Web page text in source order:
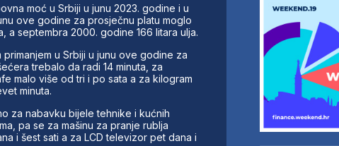
moć u Srbiji u junu 2023. godine i u
ove godine za prosječnu platu moglo
a septembra 2000. godine 166 litara ulja.
primanjem u Srbiji u junu ove godine za
trebalo da radi 14 minuta, za
malo više od tri i po sata a za kilogram
minuta.
za nabavku bijele tehnike i kućnih
pa se za mašinu za pranje rublja
i šest sati a za LCD televizor pet dana i